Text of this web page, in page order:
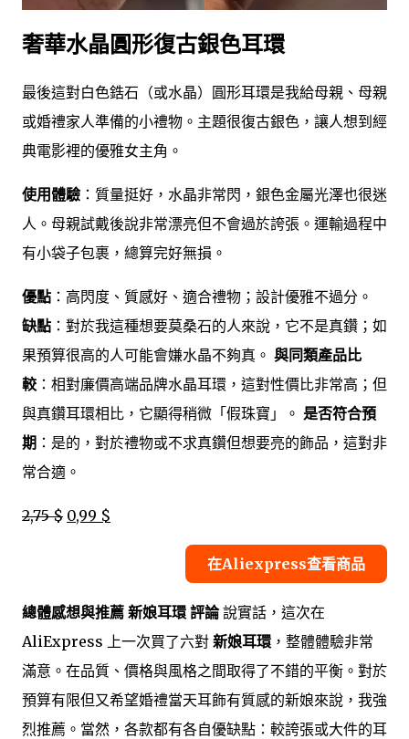
奢華水晶圓形復古銀色耳環
最後這對白色鋯石（或水晶）圓形耳環是我給母親、母親
或婚禮家人準備的小禮物。主題很復古銀色，讓人想到經
典電影裡的優雅女主角。
使用體驗 ：質量挺好，水晶非常閃，銀色金屬光澤也很迷
人。母親試戴後說非常漂亮但不會過於誇張。運輸過程中
有小袋子包裹，總算完好無損。
優點 ：高閃度、質感好、適合禮物；設計優雅不過分。
缺點 ：對於我這種想要莫桑石的人來說，它不是真鑽；如
果預算很高的人可能會嫌水晶不夠真。 與同類產品比
較 ：相對廉價高端品牌水晶耳環，這對性價比非常高；但
與真鑽耳環相比，它顯得稍微「假珠寶」。 是否符合預
期 ：是的，對於禮物或不求真鑽但想要亮的飾品，這對非
常合適。
2,75 $ 0,99 $
在Aliexpress查看商品
總體感想與推薦 新娘耳環 評論說實話，這次在
AliExpress 上一次買了六對 新娘耳環 ，整體體驗非常
滿意。在品質、價格與風格之間取得了不錯的平衡。對於
預算有限但又希望婚禮當天耳飾有質感的新娘來說，我強
烈推薦。當然，各款都有各自優缺點：較誇張或大件的耳